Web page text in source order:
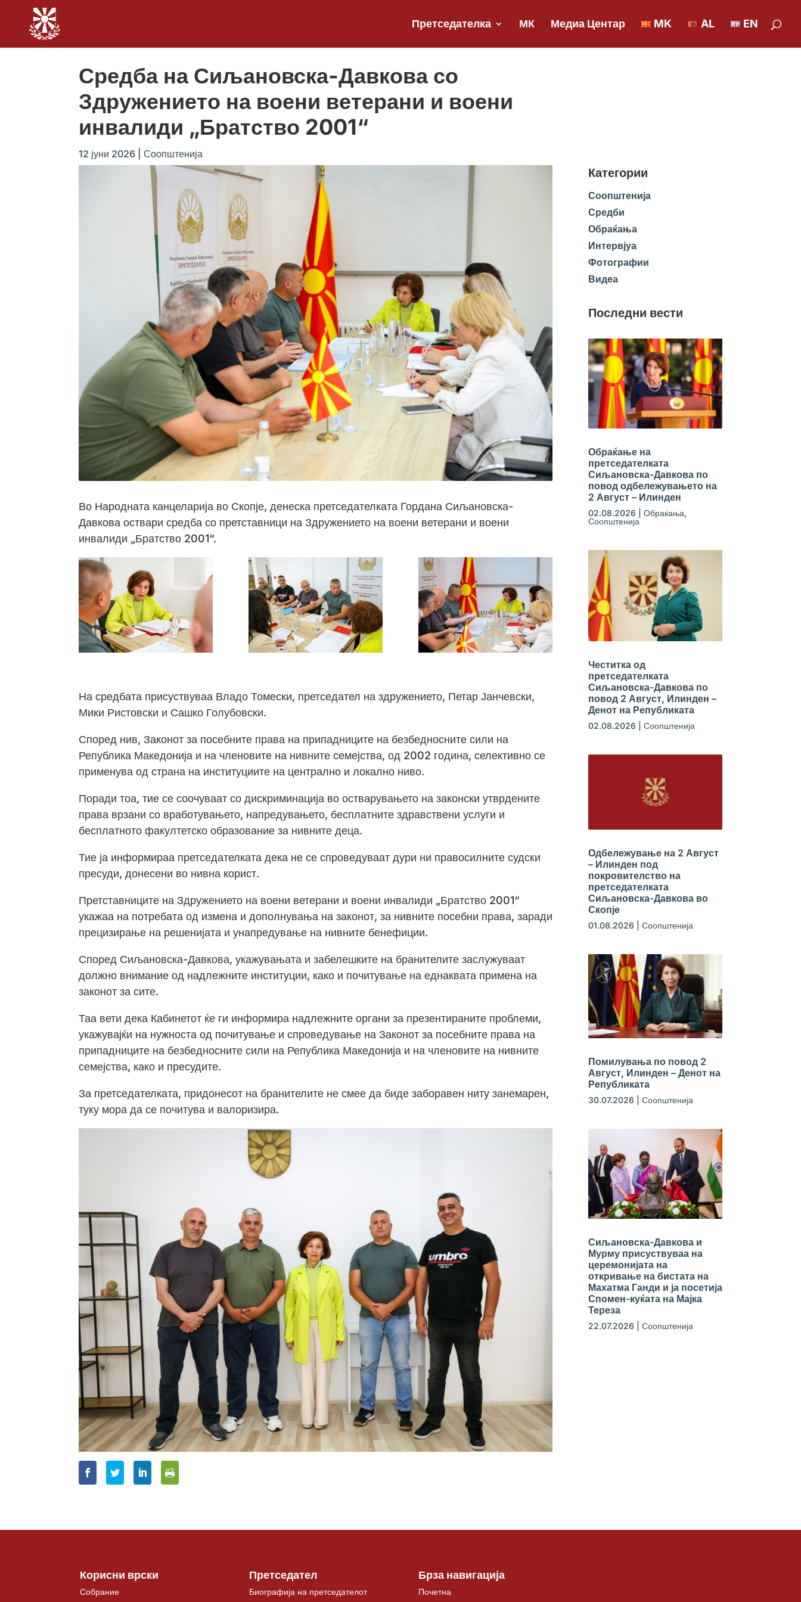
Претседателка МК Медиа Центар MK AL EN
Средба на Сиљановска-Давкова со
Здружението на воени ветерани и воени
инвалиди „Братство 2001“
12 јуни 2026 Соопштенија
Во Народната канцеларија во Скопје, денеска претседателката Гордана Сиљановска-
Давкова оствари средба со претставници на Здружението на воени ветерани и воени
инвалиди „Братство 2001“.
На средбата присуствуваа Владо Томески, претседател на здружението, Петар Јанчевски,
Мики Ристовски и Сашко Голубовски.
Според нив, Законот за посебните права на припадниците на безбедносните сили на
Република Македонија и на членовите на нивните семејства, од 2002 година, селективно се
применува од страна на институциите на централно и локално ниво.
Поради тоа, тие се соочуваат со дискриминација во остварувањето на законски утврдените
права врзани со вработувањето, напредувањето, бесплатните здравствени услуги и
бесплатното факултетско образование за нивните деца.
Тие ја информираа претседателката дека не се спроведуваат дури ни правосилните судски
пресуди, донесени во нивна корист.
Претставниците на Здружението на воени ветерани и воени инвалиди „Братство 2001“
укажаа на потребата од измена и дополнувања на законот, за нивните посебни права, заради
прецизирање на решенијата и унапредување на нивните бенефиции.
Според Сиљановска-Давкова, укажувањата и забелешките на бранителите заслужуваат
должно внимание од надлежните институции, како и почитување на еднаквата примена на
законот за сите.
Таа вети дека Кабинетот ќе ги информира надлежните органи за презентираните проблеми,
укажувајќи на нужноста од почитување и спроведување на Законот за посебните права на
припадниците на безбедносните сили на Република Македонија и на членовите на нивните
семејства, како и пресудите.
За претседателката, придонесот на бранителите не смее да биде заборавен ниту занемарен,
туку мора да се почитува и валоризира.
Категории
Соопштенија
Средби
Обраќања
Интервјуа
Фотографии
Видеа
Последни вести
Обраќање на
претседателката
Сиљановска-Давкова по
повод одбележувањето на
2 Август – Илинден
02.08.2026 Обраќања,
Соопштенија
Честитка од
претседателката
Сиљановска-Давкова по
повод 2 Август, Илинден –
Денот на Републиката
02.08.2026 Соопштенија
Одбележување на 2 Август
– Илинден под
покровителство на
претседателката
Сиљановска-Давкова во
Скопје
01.08.2026 Соопштенија
Помилувања по повод 2
Август, Илинден – Денот на
Републиката
30.07.2026 Соопштенија
Сиљановска-Давкова и
Мурму присуствуваа на
церемонијата на
откривање на бистата на
Махатма Ганди и ја посетија
Спомен-куќата на Мајка
Тереза
22.07.2026 Соопштенија
Корисни врски
Собрание
Претседател
Биографија на претседателот
Брза навигација
Почетна